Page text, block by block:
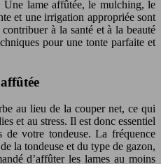
lame affûtée, le mulching, le
et une irrigation appropriée sont
à la santé et à la beauté
pour une tonte parfaite et
au lieu de la couper net, ce qui
et au stress. Il est donc essentiel
de votre tondeuse. La fréquence
la tondeuse et du type de gazon,
d’affûter les lames au moins